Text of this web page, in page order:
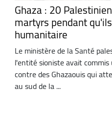
Ghaza : 20
martyrs pendant
humanitaire
Le ministère de la Santé
l'entité sioniste avait
contre des Ghazaouis qui
au sud de la ...